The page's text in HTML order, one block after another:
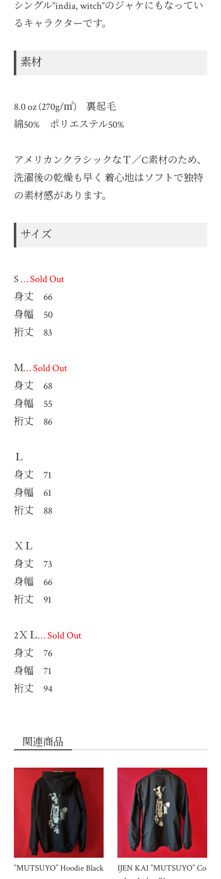
シングル”india, witch”のジャケにもなってい
るキャラクターです。
素材
8.0 oz (270g/㎡) 裏起毛
綿50% ポリエステル50%
アメリカンクラシックなＴ／C素材のため、
洗濯後の乾燥も早く 着心地はソフトで独特
の素材感があります。
サイズ
S… Sold Out
身丈 66
身幅 50
裄丈 83
Ｍ… Sold Out
身丈 68
身幅 55
裄丈 86
Ｌ
身丈 71
身幅 61
裄丈 88
ＸＬ
身丈 73
身幅 66
裄丈 91
2ＸＬ… Sold Out
身丈 76
身幅 71
裄丈 94
関連商品
”MUTSUYO” Hoodie Black
IJEN KAI ”MUTSUYO” Co